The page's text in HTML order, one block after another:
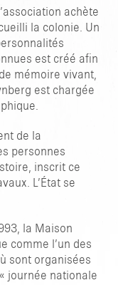
achète
la colonie. Un
est créé afin
mémoire vivant,
est chargée
de la
personnes
inscrit ce
L’État se
la Maison
comme l’un des
sont organisées
journée nationale